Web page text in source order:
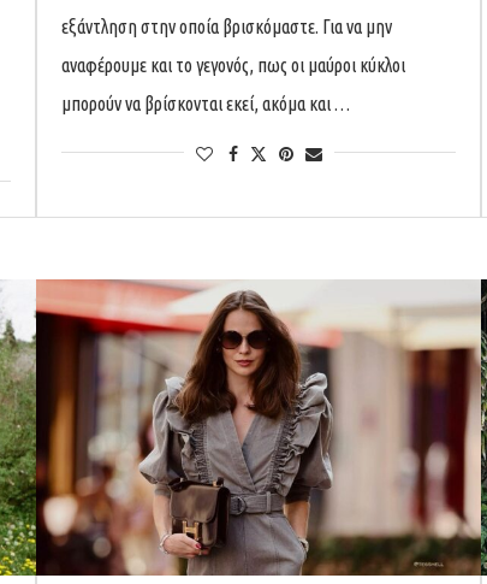
εξάντληση στην οποία βρισκόμαστε. Για να μην
αναφέρουμε και το γεγονός, πως οι μαύροι κύκλοι
μπορούν να βρίσκονται εκεί, ακόμα και …